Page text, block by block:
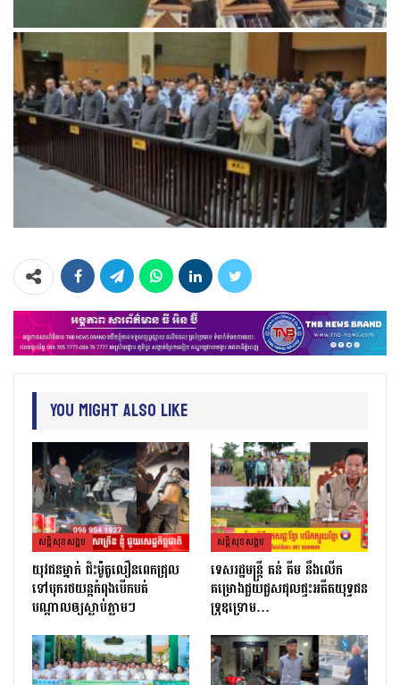
You Might Also Like
សន្តិសុខសង្គម
យុវជនម្នាក់ ជិះម៉ូតូលឿនពេកជ្រុល
ទៅបុករថយន្តកំពុងបើកបត់
បណ្តាលឲ្យស្លាប់ភ្លាមៗ
សន្តិសុខសង្គម
ទេសរដ្ឋមន្រ្តី គន់ គីម នឹងលើក
គម្រោងជួយជួសជុលផ្ទះអតីតយុទ្ធជន
ទ្រុឌទ្រោម…